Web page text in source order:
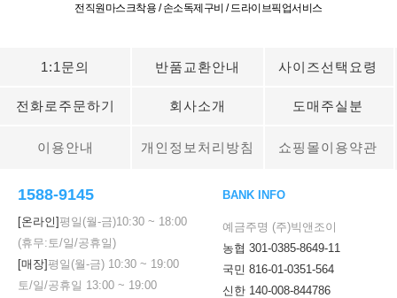
전직원마스크착용 / 손소독제구비 / 드라이브픽업서비스
1:1문의 반품교환안내 사이즈선택요령
전화로주문하기 회사소개 도매주실분
이용안내 개인정보처리방침 쇼핑몰이용약관
1588-9145
[온라인]평일(월-금)10:30 ~ 18:00
(휴무:토/일/공휴일)
[매장]평일(월-금) 10:30 ~ 19:00
토/일/공휴일 13:00 ~ 19:00
BANK INFO
예금주명 (주)빅앤조이
농협 301-0385-8649-11
국민 816-01-0351-564
신한 140-008-844786